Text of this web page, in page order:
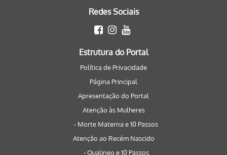
Redes Sociais
Estrutura do Portal
Política de Privacidade
Página Principal
Apresentação do Portal
Atenção às Mulheres
- Morte Materna e 10 Passos
Atenção ao Recém Nascido
- Qualineo e 10 Passos